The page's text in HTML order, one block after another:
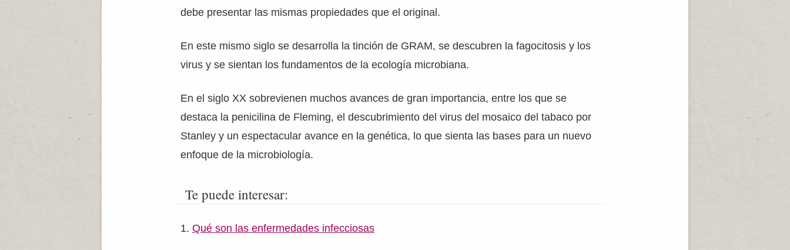
debe presentar las mismas propiedades que el original.
En este mismo siglo se desarrolla la tinción de GRAM, se descubren la fagocitosis y los
virus y se sientan los fundamentos de la ecología microbiana.
En el siglo XX sobrevienen muchos avances de gran importancia, entre los que se
destaca la penicilina de Fleming, el descubrimiento del virus del mosaico del tabaco por
Stanley y un espectacular avance en la genética, lo que sienta las bases para un nuevo
enfoque de la microbiología.
Te puede interesar:
Qué son las enfermedades infecciosas